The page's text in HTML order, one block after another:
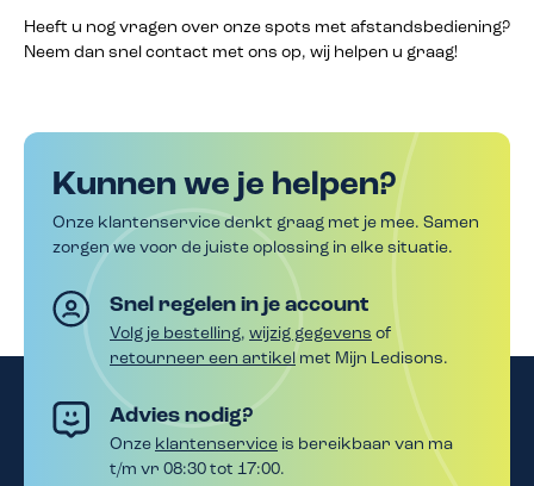
Heeft u nog vragen over onze spots met afstandsbediening?
Neem dan snel contact met ons op, wij helpen u graag!
Kunnen we je helpen?
Onze klantenservice denkt graag met je mee. Samen
zorgen we voor de juiste oplossing in elke situatie.
Snel regelen in je account
Volg je bestelling, wijzig gegevens of
retourneer een artikel met Mijn Ledisons.
Advies nodig?
Onze klantenservice is bereikbaar van ma
t/m vr 08:30 tot 17:00.